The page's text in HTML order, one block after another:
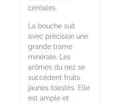
céréales.
La bouche suit
avec précision une
grande trame
minérale. Les
arômes du nez se
succèdent fruits
jaunes toastés. Elle
est ample et